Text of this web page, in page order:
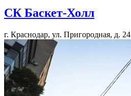
СК Баскет-Холл
г. Краснодар, ул. Пригородная, д. 24